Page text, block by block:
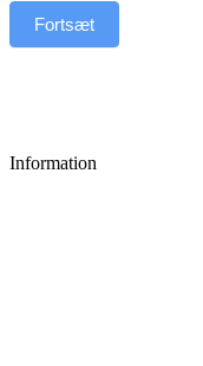
Fortsæt
Information